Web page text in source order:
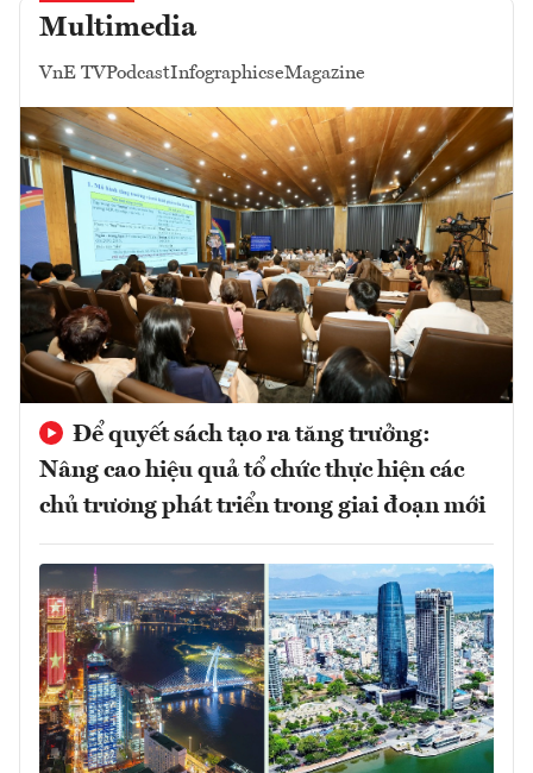
Multimedia
VnE TVPodcastInfographicseMagazine
Để quyết sách tạo ra tăng trưởng:
Nâng cao hiệu quả tổ chức thực hiện các
chủ trương phát triển trong giai đoạn mới